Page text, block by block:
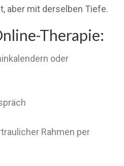
aber mit derselben Tiefe.
Therapie:
oder
Rahmen per